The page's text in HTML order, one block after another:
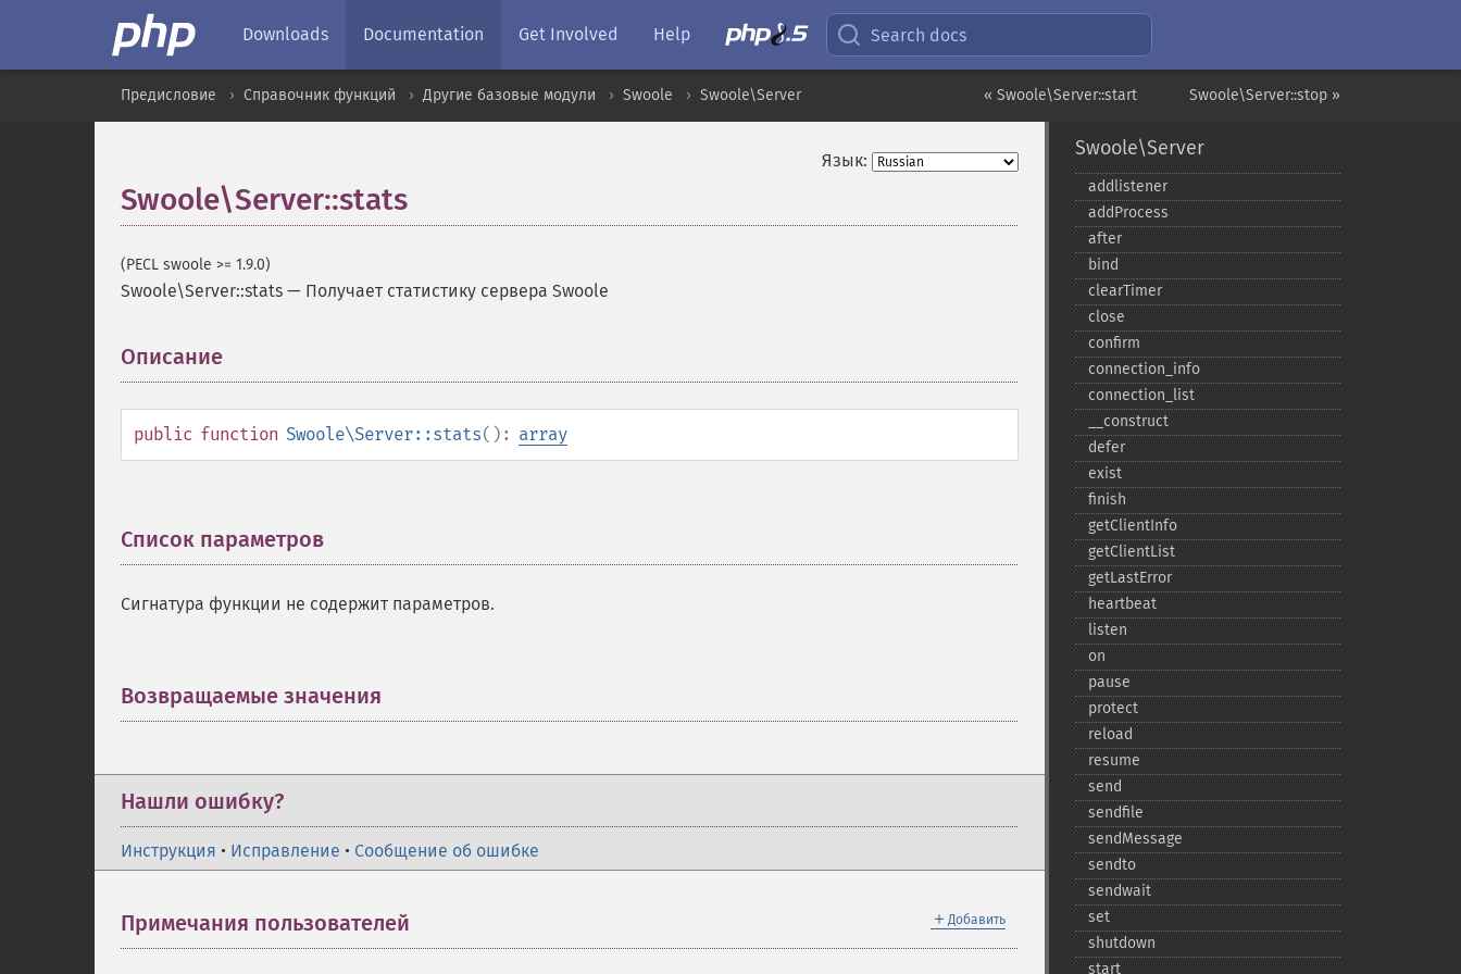
Downloads Documentation Get Involved Help Search docs
Swoole\Server::stop »
« Swoole\Server::start
Предисловие Справочник функций Другие базовые модули Swoole Swoole\Server
Язык:
Swoole\Server::stats
(PECL swoole >= 1.9.0)
Swoole\Server::stats — Получает статистику сервера Swoole
Описание
public function Swoole\Server::stats(): array
Список параметров
Сигнатура функции не содержит параметров.
Возвращаемые значения
Нашли ошибку?
Инструкция • Исправление • Сообщение об ошибке
＋ Добавить
Примечания пользователей
Swoole\Server
addlistener
addProcess
after
bind
clearTimer
close
confirm
connection_​info
connection_​list
_​_​construct
defer
exist
finish
getClientInfo
getClientList
getLastError
heartbeat
listen
on
pause
protect
reload
resume
send
sendfile
sendMessage
sendto
sendwait
set
shutdown
start